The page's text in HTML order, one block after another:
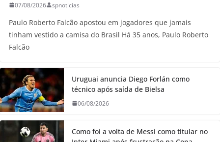
07/08/2026 spnoticias
Paulo Roberto Falcão apostou em jogadores que jamais
tinham vestido a camisa do Brasil Há 35 anos, Paulo Roberto
Falcão
Uruguai anuncia Diego Forlán como
técnico após saída de Bielsa
06/08/2026
Como foi a volta de Messi como titular no